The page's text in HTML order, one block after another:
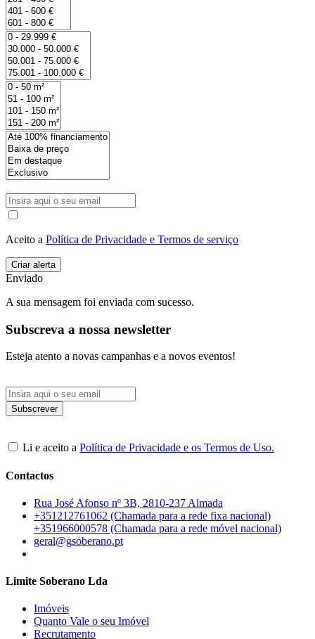
Aceito a Política de Privacidade e Termos de serviço
Enviado
A sua mensagem foi enviada com sucesso.
Subscreva a nossa newsletter
Esteja atento a novas campanhas e a novos eventos!
Li e aceito a Política de Privacidade e os Termos de Uso.
Contactos
Rua José Afonso nº 3B, 2810-237 Almada
+351212761062 (Chamada para a rede fixa nacional)
+351966000578 (Chamada para a rede móvel nacional)
geral@gsoberano.pt
Limite Soberano Lda
Imóveis
Quanto Vale o seu Imóvel
Recrutamento